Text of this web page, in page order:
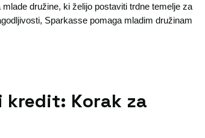
družine, ki želijo postaviti trdne temelje za
Sparkasse pomaga mladim družinam
Korak za